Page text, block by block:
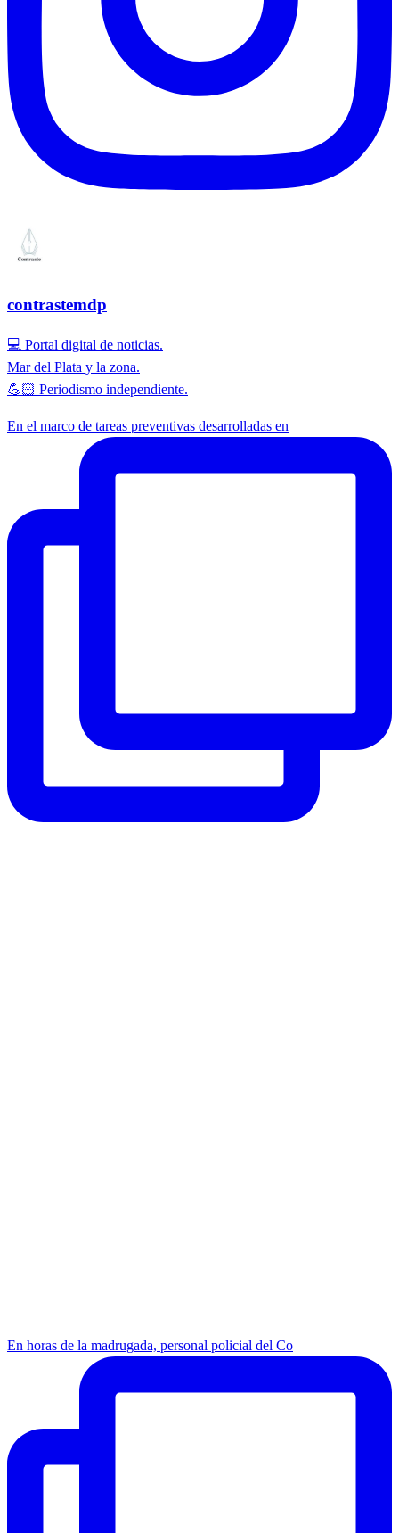
contrastemdp
💻 Portal digital de noticias.
Mar del Plata y la zona.
💪🏻 Periodismo independiente.
En el marco de tareas preventivas desarrolladas en
En horas de la madrugada, personal policial del Co